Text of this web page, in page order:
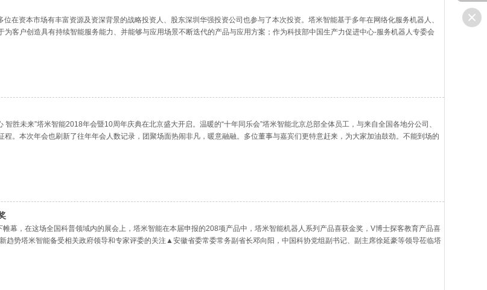
在资本市场有丰富资源及资深背景的战略投资人、股东深圳华强投资公司也参与了本次投资。塔米智能基于多年在网络化服务机器人、
客户创造具有持续智能服务能力、并能够与应用场景不断迭代的产品与应用方案；作为科技部中国生产力促进中心-服务机器人专委会
胜未来”塔米智能2018年会暨10周年庆典在北京盛大开启。温暖的“十年同乐会”塔米智能北京总部全体员工，与来自全国各地分公司、
。本次年会也刷新了往年年会人数记录，团聚场面热闹非凡，暖意融融。多位董事与嘉宾们更特意赶来，为大家加油鼓劲。不能到场的
幕，在这场全国科普领域内的展会上，塔米智能在本届申报的208项产品中，塔米智能机器人系列产品喜获金奖，V博士探客教育产品喜
趋势塔米智能备受相关政府领导和专家评委的关注▲安徽省委常委常务副省长邓向阳，中国科协党组副书记、副主席徐延豪等领导莅临塔